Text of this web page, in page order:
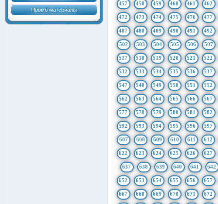
Промо материалы
457 458 459 460 461 462
472 473 474 475 476 477
487 488 489 490 491 492
502 503 504 505 506 507
517 518 519 520 521 522
532 533 534 535 536 537
547 548 549 550 551 552
562 563 564 565 566 567
577 578 579 580 581 582
592 593 594 595 596 597
607 608 609 610 611 612
622 623 624 625 626 627
637 638 639 640 641 642
652 653 654 655 656 657
667 668 669 670 671 672